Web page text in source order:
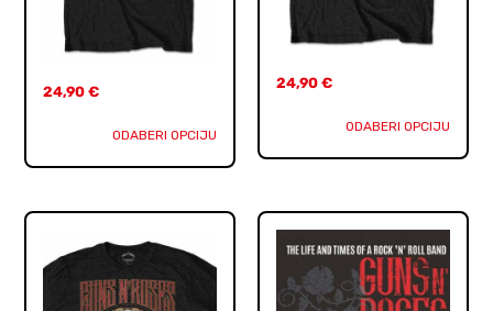
24,90€
ODABERI OPCIJU
24,90 €
ODABERI OPCIJU